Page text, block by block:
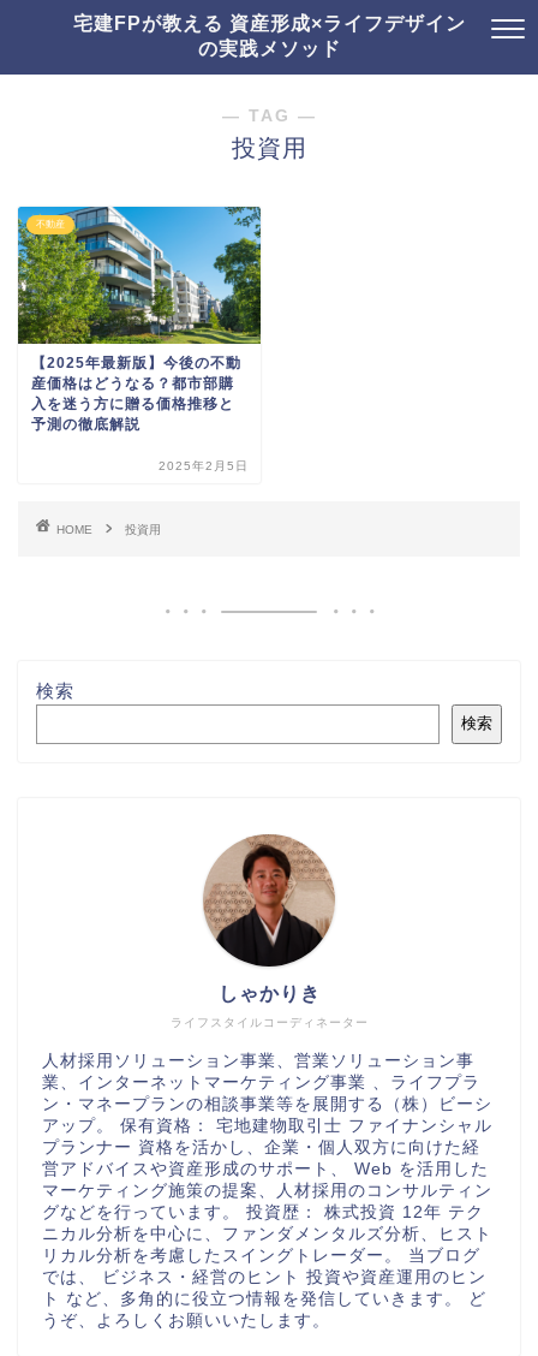
宅建FPが教える 資産形成×ライフデザイン
の実践メソッド
― TAG ―
投資用
不動産
【2025年最新版】今後の不動
産価格はどうなる？都市部購
入を迷う方に贈る価格推移と
予測の徹底解説
2025年2月5日
HOME 投資用
検索
検索
ライフスタイルコーディネーター
しゃかりき
人材採用ソリューション事業、営業ソリューション事
業、インターネットマーケティング事業 、ライフプラ
ン・マネープランの相談事業等を展開する（株）ビーシ
アップ。 保有資格： 宅地建物取引士 ファイナンシャル
プランナー 資格を活かし、企業・個人双方に向けた経
営アドバイスや資産形成のサポート、 Web を活用した
マーケティング施策の提案、人材採用のコンサルティン
グなどを行っています。 投資歴： 株式投資 12年 テク
ニカル分析を中心に、ファンダメンタルズ分析、ヒスト
リカル分析を考慮したスイングトレーダー。 当ブログ
では、 ビジネス・経営のヒント 投資や資産運用のヒン
ト など、多角的に役立つ情報を発信していきます。 ど
うぞ、よろしくお願いいたします。